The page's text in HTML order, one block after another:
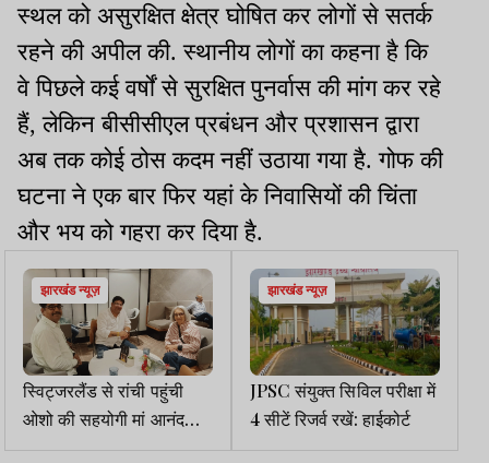
स्थल को असुरक्षित क्षेत्र घोषित कर लोगों से सतर्क
रहने की अपील की. स्थानीय लोगों का कहना है कि
वे पिछले कई वर्षों से सुरक्षित पुनर्वास की मांग कर रहे
हैं, लेकिन बीसीसीएल प्रबंधन और प्रशासन द्वारा
अब तक कोई ठोस कदम नहीं उठाया गया है. गोफ की
घटना ने एक बार फिर यहां के निवासियों की चिंता
और भय को गहरा कर दिया है.
झारखंड न्यूज़
स्विट्जरलैंड से रांची पहुंची
ओशो की सहयोगी मां आनंद
शीला
झारखंड न्यूज़
JPSC संयुक्त सिविल परीक्षा में
4 सीटें रिजर्व रखें: हाईकोर्ट